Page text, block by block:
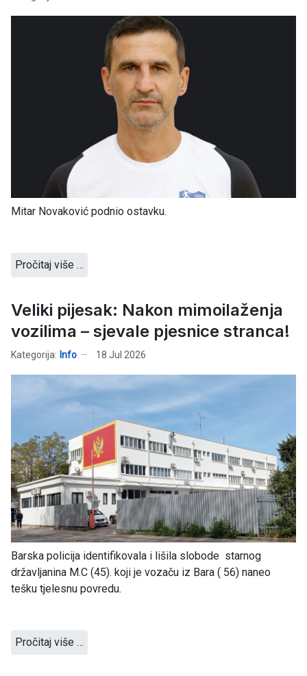
Mitar Novaković podnio ostavku.
Pročitaj više …
Veliki pijesak: Nakon mimoilaženja
vozilima – sjevale pjesnice stranca!
Kategorija: Info 18 Jul 2026
Barska policija identifikovala i lišila slobode starnog
državljanina M.C (45). koji je vozaču iz Bara ( 56) naneo
tešku tjelesnu povredu.
Pročitaj više …